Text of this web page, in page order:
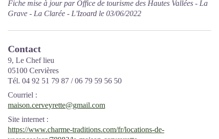
Fiche mise à jour par Office de tourisme des Hautes Vallées - La
Grave - La Clarée - L'Izoard le 03/06/2022
Contact
9, Le Chef lieu
05100 Cervières
Tél. 04 92 51 79 87 / 06 79 59 56 50
Courriel :
maison.cerveyrette@gmail.com
Site internet :
https://www.charme-traditions.com/fr/locations-de-